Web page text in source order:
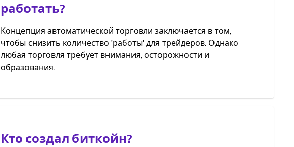
работать?
Концепция автоматической торговли заключается в том,
чтобы снизить количество 'работы' для трейдеров. Однако
любая торговля требует внимания, осторожности и
образования.
Кто создал биткойн?